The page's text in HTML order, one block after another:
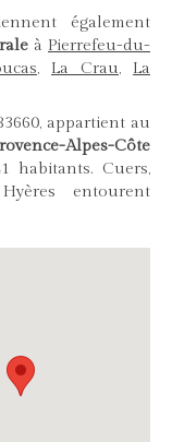
également
à Pierrefeu-du-
, La Crau, La
appartient au
Alpes-Côte
habitants. Cuers,
entourent